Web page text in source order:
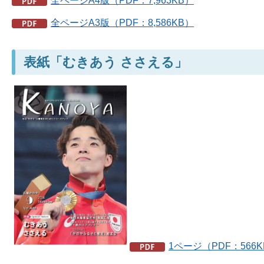
全ページA3版（PDF：8,586KB）
表紙「むきあう ささえる」
1ページ（PDF：